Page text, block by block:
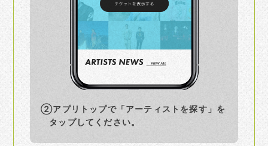
②アプリトップで「アーティストを探す」を
タップしてください。